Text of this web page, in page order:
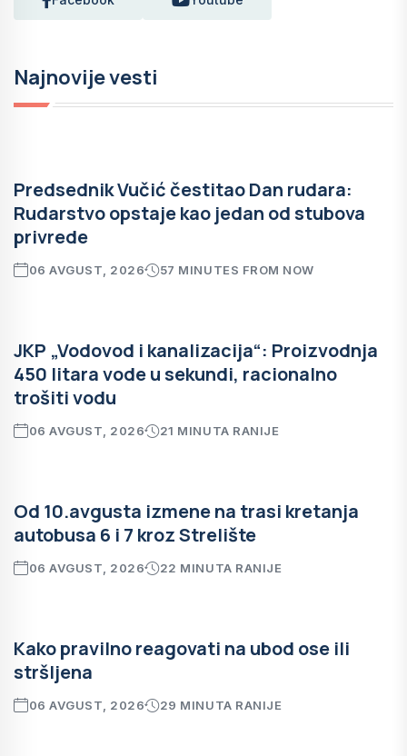
Najnovije vesti
Predsednik Vučić čestitao Dan rudara:
Rudarstvo opstaje kao jedan od stubova
privrede
06 AVGUST, 2026 57 MINUTES FROM NOW
JKP „Vodovod i kanalizacija“: Proizvodnja
450 litara vode u sekundi, racionalno
trošiti vodu
06 AVGUST, 2026 21 MINUTA RANIJE
Od 10.avgusta izmene na trasi kretanja
autobusa 6 i 7 kroz Strelište
06 AVGUST, 2026 22 MINUTA RANIJE
Kako pravilno reagovati na ubod ose ili
stršljena
06 AVGUST, 2026 29 MINUTA RANIJE